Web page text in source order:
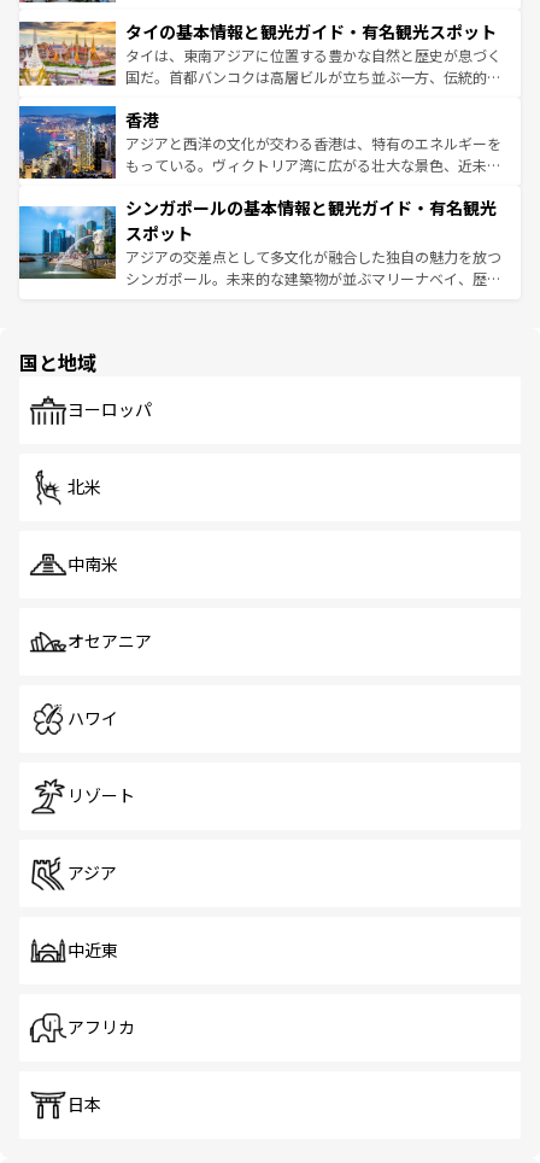
リティに包まれながら、韓国の多彩な魅力を心ゆくまで味
わってみてほしい。 なお、新着の韓国情報はコンテンツ一
覧を参照してほしい。
急速な発展と共に伝統が息づく。ハノイの古い町並みやホ
ーチミン市のフランス統治時代の建物も、独特の雰囲気を
醸し出している。また、バラエティの豊かさとおいしさで
とつ。フォーやバインミー、ベトナムコーヒーなどは、ぜ
ひ現地で味わいたい。どの地域を訪れてもあたたかい人々
が旅行者を迎えてくれるので、きっと忘れられない旅にな
参照してほしい。
タイの基本情報と観光ガイド・有名観光スポット
タイは、東南アジアに位置する豊かな自然と歴史が息づく
国だ。首都バンコクは高層ビルが立ち並ぶ一方、伝統的な
の活気が交差している。北部ではチェンマイなどの山岳地
帯で自然と触れ合い、南部ではプーケットやクラビの美し
いビーチでリゾート気分を楽しむことができる。タイ料理
激する。気候は一年中温暖で、どの季節にも異なる楽しみ
が待っている。親しみやすいタイの人々、仏教を中心とし
た文化、そして多様な観光資源が、訪れる旅人を魅了し続
ける。 なお、新着のタイ情報はコンテンツ一覧を参照して
香港
アジアと西洋の文化が交わる香港は、特有のエネルギーを
もっている。ヴィクトリア湾に広がる壮大な景色、近未来
み、どこを訪れても感動するはず。観光スポットが密集し
ており、効率よく見どころを回れるのも魅力。息をのむよ
うな絶景から文化的な体験まで、香港を存分に楽しみ尽く
そう。 なお、新着の香港情報はコンテンツ一覧を参照して
シンガポールの基本情報と観光ガイド・有名観光
スポット
アジアの交差点として多文化が融合した独自の魅力を放つ
シンガポール。未来的な建築物が並ぶマリーナベイ、歴史
で、ホーカーズは地元の風情を楽しめる外せないスポット
国と地域
ヨーロッパ
北米
中南米
オセアニア
ハワイ
リゾート
アジア
中近東
アフリカ
日本